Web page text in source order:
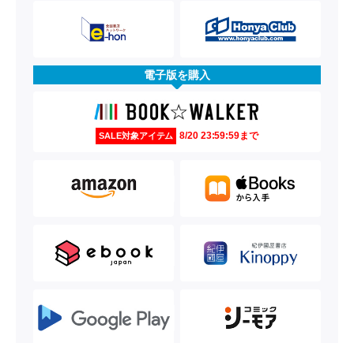
電子版を購入
SALE対象アイテム 8/20 23:59:59まで